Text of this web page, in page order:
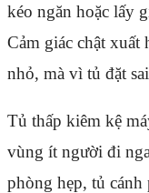
kéo ngăn hoặc lấy
Cảm giác chật
nhỏ, mà vì tủ đặt
Tủ thấp kiêm kệ
vùng ít người đi
phòng hẹp, tủ cánh